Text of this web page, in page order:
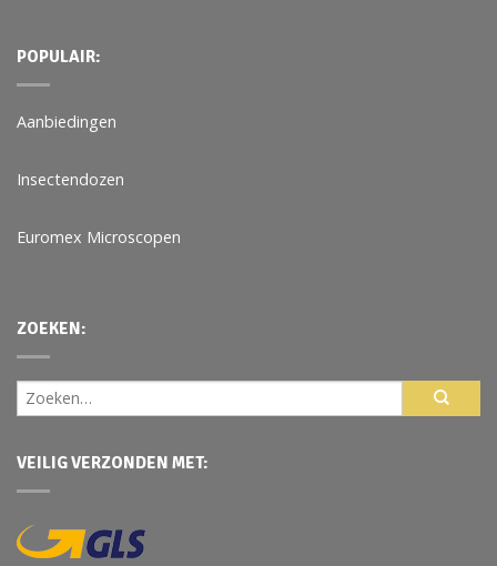
POPULAIR:
Aanbiedingen
Insectendozen
Euromex Microscopen
ZOEKEN:
VEILIG VERZONDEN MET: